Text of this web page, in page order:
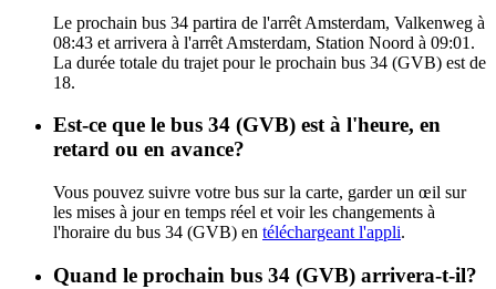
Le prochain bus 34 partira de l'arrêt Amsterdam, Valkenweg à
08:43 et arrivera à l'arrêt Amsterdam, Station Noord à 09:01.
La durée totale du trajet pour le prochain bus 34 (GVB) est de
18.
Est-ce que le bus 34 (GVB) est à l'heure, en
retard ou en avance?
Vous pouvez suivre votre bus sur la carte, garder un œil sur
les mises à jour en temps réel et voir les changements à
l'horaire du bus 34 (GVB) en téléchargeant l'appli.
Quand le prochain bus 34 (GVB) arrivera-t-il?